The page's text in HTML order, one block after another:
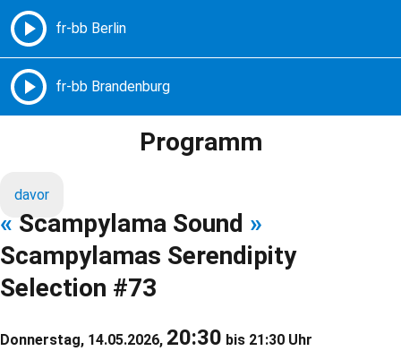
Freie Radios – Berlin Brandenburg
Programm
davor
« Scampylama Sound »
Scampylamas Serendipity
Selection #73
Donnerstag, 14.05.2026, 20:30 bis 21:30 Uhr